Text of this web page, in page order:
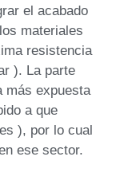
el acabado
materiales
resistencia
). La parte
más expuesta
a que
), por lo cual
ese sector.